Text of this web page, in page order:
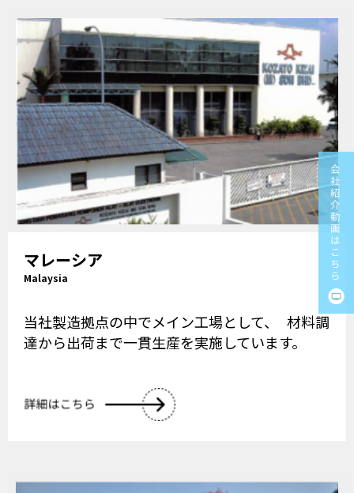
マレーシア
Malaysia
当社製造拠点の中でメイン工場として、 材料調
達から出荷まで一貫生産を実施しています。